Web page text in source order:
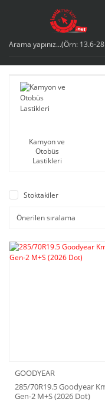
Kamyon ve
Otobüs
Lastikleri
Stoktakiler
GOODYEAR
285/70R19.5 Goodyear
Gen-2 M+S (2026 Dot)